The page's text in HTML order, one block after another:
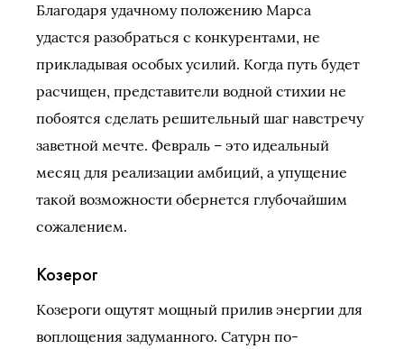
Благодаря удачному положению Марса
удастся разобраться с конкурентами, не
прикладывая особых усилий. Когда путь будет
расчищен, представители водной стихии не
побоятся сделать решительный шаг навстречу
заветной мечте. Февраль – это идеальный
месяц для реализации амбиций, а упущение
такой возможности обернется глубочайшим
сожалением.
Козерог
Козероги ощутят мощный прилив энергии для
воплощения задуманного. Сатурн по-